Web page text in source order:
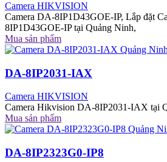
Camera HIKVISION
Camera DA-8IP1D43GOE-IP, Lắp đặt
8IP1D43GOE-IP tại Quảng Ninh,
Mua sản phẩm
DA-8IP2031-IAX
Camera HIKVISION
Camera Hikvision DA-8IP2031-IAX tại
Mua sản phẩm
DA-8IP2323G0-IP8